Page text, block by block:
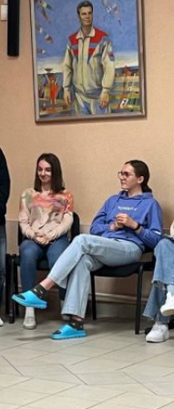
культуры
Беларусь
47 59